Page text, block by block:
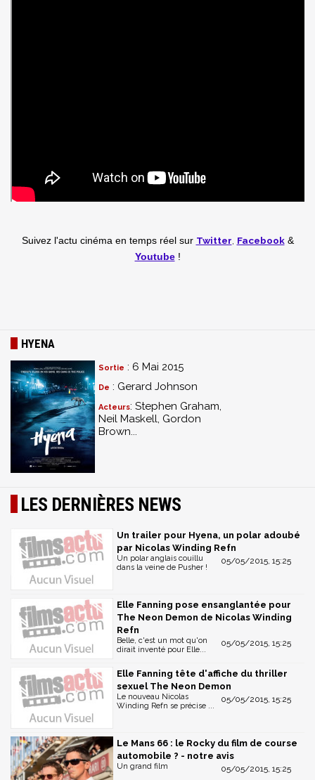
Suivez l'actu cinéma en temps réel sur Twitter Facebook&
Youtube!
HYENA
Sortie : 6 Mai 2015
De : Gerard Johnson
Acteurs: Stephen Graham,
Neil Maskell, Gordon
Brown...
LES DERNIÈRES NEWS
Un trailer pour Hyena, un polar adoubé
par Nicolas Winding Refn
05/05/2015, 15:25
Un polar anglais couillu
dans la veine de Pusher !
Elle Fanning pose ensanglantée pour
The Neon Demon de Nicolas Winding
Refn
05/05/2015, 15:25
Belle, c'est un mot qu'on
dirait inventé pour Elle...
Elle Fanning tête d'affiche du thriller
sexuel The Neon Demon
05/05/2015, 15:25
Le nouveau Nicolas
Winding Refn se précise ...
Le Mans 66 : le Rocky du film de course
automobile ? - notre avis
05/05/2015, 15:25
Un grand film